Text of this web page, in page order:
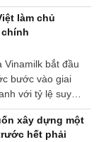
kiện toàn nền
tạo tiền đề cho
làm chủ
Vinamilk bắt đầu
bước vào giai
với tỷ lệ suy
50-60%.
xây dựng một
hết phải